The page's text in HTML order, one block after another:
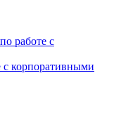
работе с
с корпоративными